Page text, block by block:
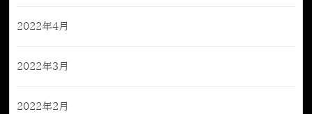
2022年4月
2022年3月
2022年2月